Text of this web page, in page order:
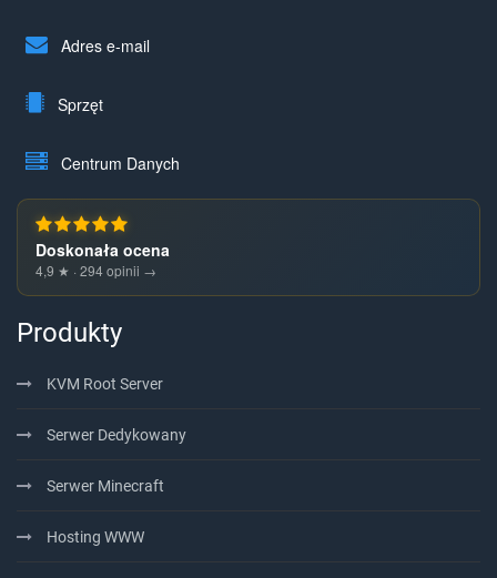
Adres e-mail
Sprzęt
Centrum Danych
Doskonała ocena
4,9 ★ · 294 opinii →
Produkty
KVM Root Server
Serwer Dedykowany
Serwer Minecraft
Hosting WWW